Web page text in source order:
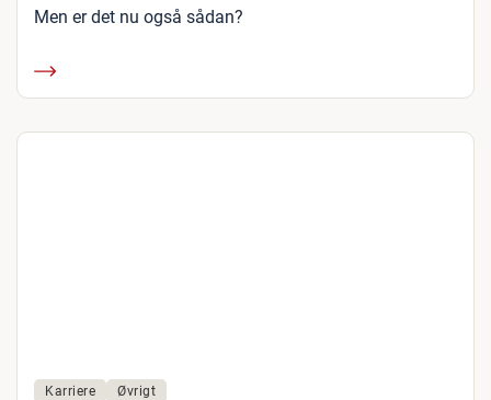
Men er det nu også sådan?
Karriere Øvrigt